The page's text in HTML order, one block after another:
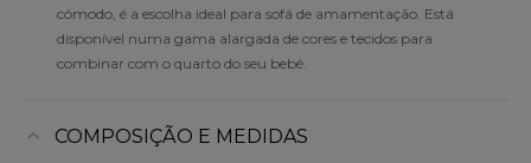
cómodo, é a escolha ideal para sofá de amamentação. Está
disponível numa gama alargada de cores e tecidos para
combinar com o quarto do seu bebé.
COMPOSIÇÃO E MEDIDAS